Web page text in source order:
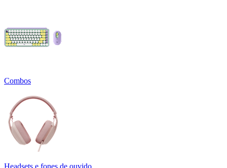
Combos
Headsets e fones de ouvido